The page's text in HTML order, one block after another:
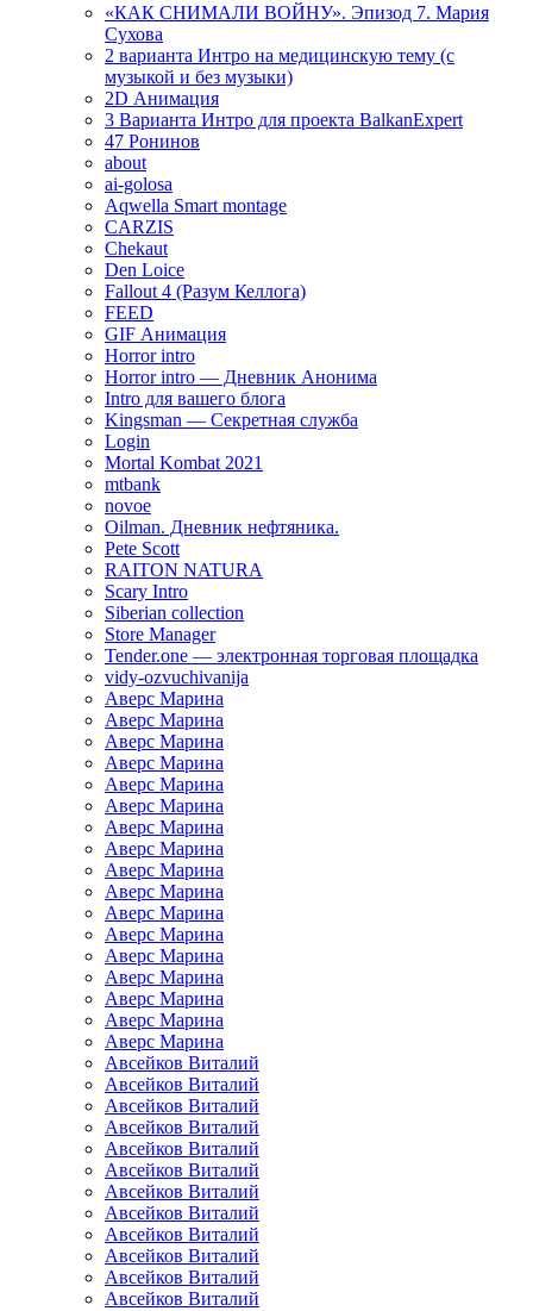
«КАК СНИМАЛИ ВОЙНУ». Эпизод 7. Мария
Сухова
2 варианта Интро на медицинскую тему (с
музыкой и без музыки)
2D Анимация
3 Варианта Интро для проекта BalkanExpert
47 Ронинов
about
ai-golosa
Aqwella Smart montage
CARZIS
Chekaut
Den Loice
Fallout 4 (Разум Келлога)
FEED
GIF Анимация
Horror intro
Horror intro — Дневник Анонима
Intro для вашего блога
Kingsman — Секретная служба
Login
Mortal Kombat 2021
mtbank
novoe
Oilman. Дневник нефтяника.
Pete Scott
RAITON NATURA
Scary Intro
Siberian collection
Store Manager
Tender.one — электронная торговая площадка
vidy-ozvuchivanija
Аверс Марина
Аверс Марина
Аверс Марина
Аверс Марина
Аверс Марина
Аверс Марина
Аверс Марина
Аверс Марина
Аверс Марина
Аверс Марина
Аверс Марина
Аверс Марина
Аверс Марина
Аверс Марина
Аверс Марина
Аверс Марина
Аверс Марина
Авсейков Виталий
Авсейков Виталий
Авсейков Виталий
Авсейков Виталий
Авсейков Виталий
Авсейков Виталий
Авсейков Виталий
Авсейков Виталий
Авсейков Виталий
Авсейков Виталий
Авсейков Виталий
Авсейков Виталий